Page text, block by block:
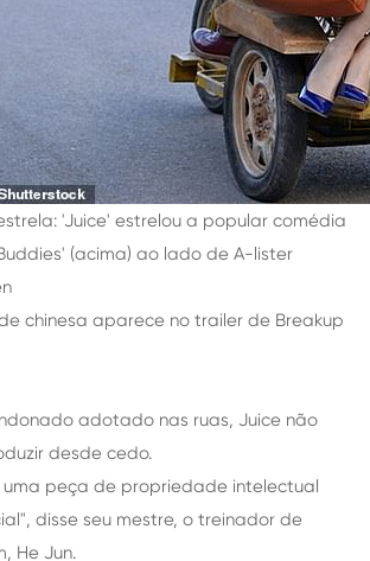
'Juice' estrelou a popular comédia
(acima) ao lado de A-lister
chinesa aparece no trailer de Breakup
adotado nas ruas, Juice não
desde cedo.
uma peça de propriedade intelectual
disse seu mestre, o treinador de
He Jun.